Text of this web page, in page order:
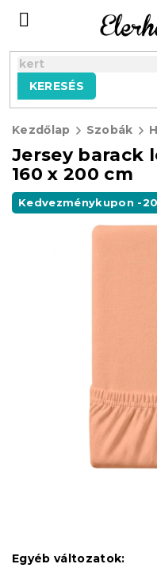
tartalomhoz
KERESÉS
Kezdőlap Szobák
Jersey barack
160 x 200 cm
Kedvezménykupon -
Egyéb változatok: